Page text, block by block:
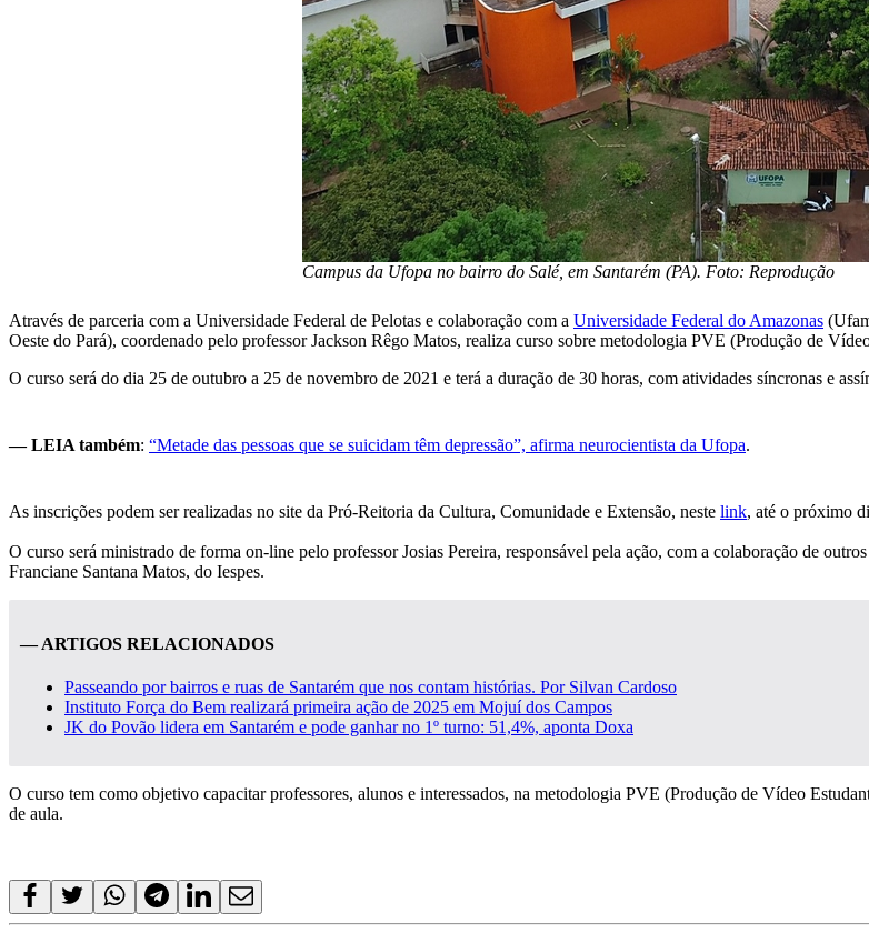
Campus da Ufopa no bairro do Salé, em Santarém (PA). Foto: Reprodução
Através de parceria com a Universidade Federal de Pelotas e colaboração com a Universidade Federal do Amazonas
Oeste do Pará), coordenado pelo professor Jackson Rêgo Matos, realiza curso sobre metodologia PVE (Produção de
O curso será do dia 25 de outubro a 25 de novembro de 2021 e terá a duração de 30 horas, com atividades síncronas e
— LEIA também: “Metade das pessoas que se suicidam têm depressão”, afirma neurocientista da Ufopa.
As inscrições podem ser realizadas no site da Pró-Reitoria da Cultura, Comunidade e Extensão, neste link, até o próximo
O curso será ministrado de forma on-line pelo professor Josias Pereira, responsável pela ação, com a colaboração de
Franciane Santana Matos, do Iespes.
— ARTIGOS RELACIONADOS
Passeando por bairros e ruas de Santarém que nos contam histórias. Por Silvan Cardoso
Instituto Força do Bem realizará primeira ação de 2025 em Mojuí dos Campos
JK do Povão lidera em Santarém e pode ganhar no 1º turno: 51,4%, aponta Doxa
O curso tem como objetivo capacitar professores, alunos e interessados, na metodologia PVE (Produção de Vídeo
de aula.